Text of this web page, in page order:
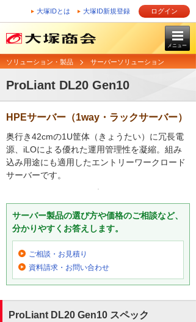
大塚IDとは 大塚ID新規登録 ログイン
メニュー
ソリューション・製品 サーバーソリューション
ProLiant DL20 Gen10
HPEサーバー（1way・ラックサーバー）
奥行き42cmの1U筐体（きょうたい）に冗長電
源、iLOによる優れた運用管理性を凝縮。組み
込み用途にも適用したエントリーワークロード
サーバーです。
サーバー製品の選び方や価格のご相談など、
分かりやすくお答えします。
ご相談・お見積り
資料請求・お問い合わせ
ProLiant DL20 Gen10 スペック